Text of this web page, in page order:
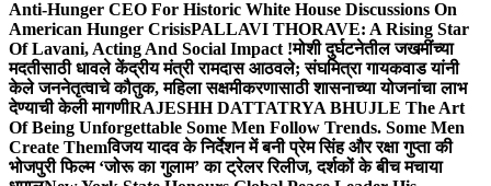
Anti-Hunger CEO For Historic White House Discussions On
American Hunger CrisisPALLAVI THORAVE: A Rising Star
Of Lavani, Acting And Social Impact !मोशी दुर्घटनेतील जखमींच्या
मदतीसाठी धावले केंद्रीय मंत्री रामदास आठवले; संघमित्रा गायकवाड यांनी
केले जननेतृत्वाचे कौतुक, महिला सक्षमीकरणासाठी शासनाच्या योजनांचा लाभ
देण्याची केली मागणीRAJESHH DATTATRYA BHUJLE The Art
Of Being Unforgettable Some Men Follow Trends. Some Men
Create Themविजय यादव के निर्देशन में बनी प्रेम सिंह और रक्षा गुप्ता की
भोजपुरी फिल्म ‘जोरू का गुलाम’ का ट्रेलर रिलीज, दर्शकों के बीच मचाया